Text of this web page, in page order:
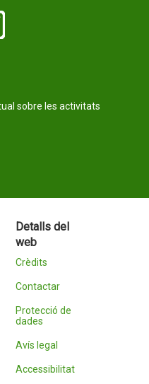
sobre les activitats
Detalls del
web
Crèdits
Contactar
Protecció de
dades
Avís legal
Accessibilitat